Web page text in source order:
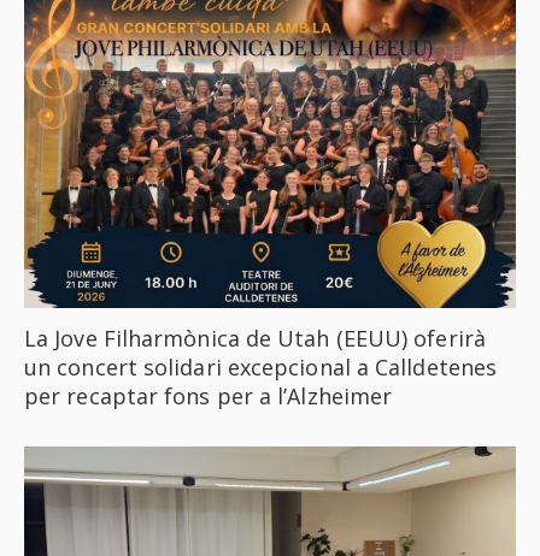
La Jove Filharmònica de Utah (EEUU) oferirà
un concert solidari excepcional a Calldetenes
per recaptar fons per a l’Alzheimer